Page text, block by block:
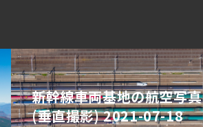
新幹線車両基地の航空写真
(垂直撮影) 2021-07-18